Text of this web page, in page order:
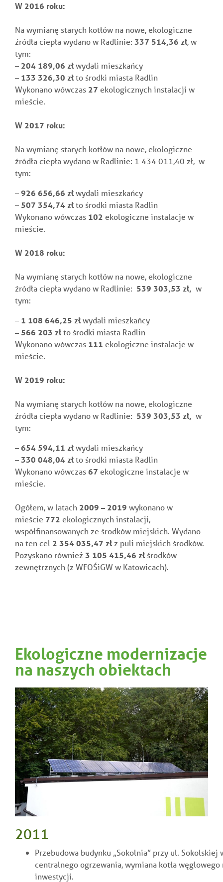
W 2016 roku:
Na wymianę starych kotłów na nowe, ekologiczne
źródła ciepła wydano w Radlinie: 337 514,36 zł, w
tym:
– 204 189,06 złwydali mieszkańcy
– 133 326,30 złto środki miasta Radlin
Wykonano wówczas 27 ekologicznych instalacji w
mieście.
W 2017 roku:
Na wymianę starych kotłów na nowe, ekologiczne
źródła ciepła wydano w Radlinie: 1 434 011,40 zł, w
tym:
–926 656,66 złwydali mieszkańcy
– 507 354,74 złto środki miasta Radlin
Wykonano wówczas 102 ekologiczne instalacje w
mieście.
W 2018 roku:
Na wymianę starych kotłów na nowe, ekologiczne
źródła ciepła wydano w Radlinie: 539 303,53 zł, w
tym:
– 1 108 646,25 złwydali mieszkańcy
– 566 203 złto środki miasta Radlin
Wykonano wówczas 111 ekologiczne instalacje w
mieście.
W 2019 roku:
Na wymianę starych kotłów na nowe, ekologiczne
źródła ciepła wydano w Radlinie: 539 303,53 zł, w
tym:
–654 594,11 złwydali mieszkańcy
–330 048,04 złto środki miasta Radlin
Wykonano wówczas67 ekologiczne instalacje w
mieście.
Ogółem, w latach 2009 – 2019 wykonano w
mieście 772 ekologicznych instalacji,
współfinansowanych ze środków miejskich. Wydano
na ten cel 2 354 035,47 zł z puli miejskich środków.
Pozyskano również 3 105 415,46 zł środków
zewnętrznych (z WFOŚiGW w Katowicach).
Ekologiczne modernizacje
na naszych obiektach
2011
Przebudowa budynku „Sokolnia” przy ul.
centralnego ogrzewania, wymiana kotła
inwestycji.